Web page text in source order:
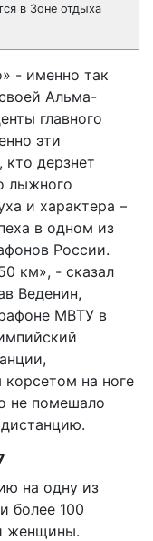
в Зоне отдыха
- именно так
Альма-
главного
эти
дерзнет
лыжного
и характера –
в одном из
России.
км», - сказал
Веденин,
МВТУ в
на ноге
не помешало
на одну из
более 100
женщины.